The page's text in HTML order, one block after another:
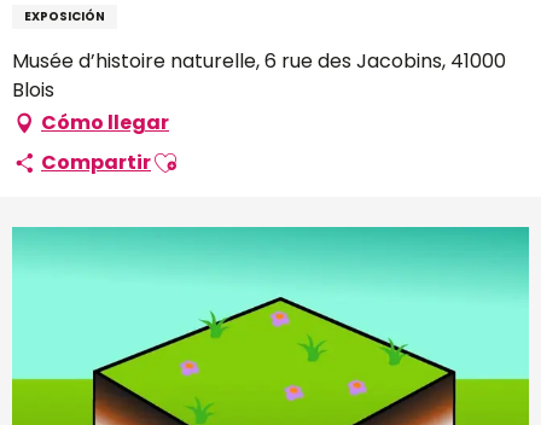
EXPOSICIÓN
Musée d’histoire naturelle, 6 rue des Jacobins, 41000
Blois
Cómo llegar
CompartirAjouter aux favoris